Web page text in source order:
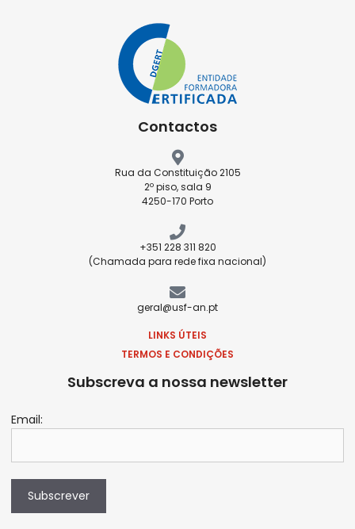
Contactos
Rua da Constituição 2105
2º piso, sala 9
4250-170 Porto
+351 228 311 820
(Chamada para rede fixa nacional)
geral@usf-an.pt
LINKS ÚTEIS
TERMOS E CONDIÇÕES
Subscreva a nossa newsletter
Email:
Subscrever